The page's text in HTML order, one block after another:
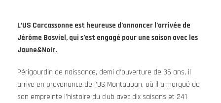
L’US Carcassonne est heureuse d’annoncer l’arrivée de
Jérôme Bosviel, qui s’est engagé pour une saison avec les
Jaune&Noir.
Périgourdin de naissance, demi d’ouverture de 36 ans, il
arrive en provenance de l’US Montauban, où il a marqué de
son empreinte l’histoire du club avec dix saisons et 241